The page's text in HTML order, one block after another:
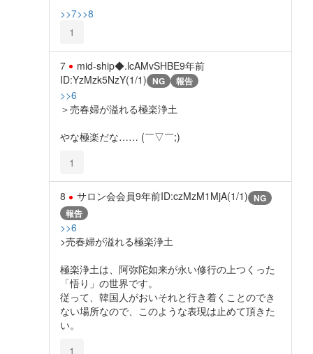
>>7>>8
1
7 mid-ship◆.lcAMvSHBE9年前
ID:YzMzk5NzY(1/1) NG 報告
>>6
＞売春婦が溢れる極楽浄土
やな極楽だな…… (￣▽￣;)
1
8 サロン会会員9年前ID:czMzM1MjA(1/1) NG
報告
>>6
>売春婦が溢れる極楽浄土
極楽浄土は、阿弥陀如来が永い修行の上つくった
「悟り」の世界です。
従って、韓国人がおいそれと行き着くことのでき
ない場所なので、このような表現は止めて頂きた
い。
1